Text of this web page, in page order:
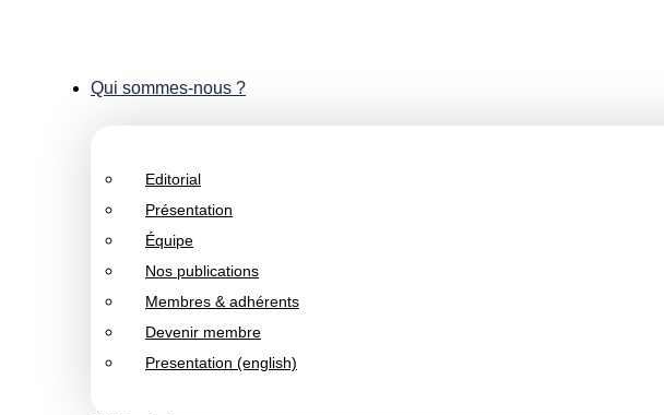
Qui sommes-nous ?
Editorial
Présentation
Équipe
Nos publications
Membres & adhérents
Devenir membre
Presentation (english)